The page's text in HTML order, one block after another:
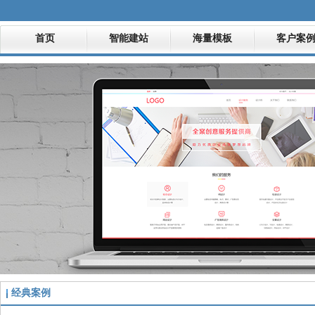
首页 智能建站 海量模板 客户案例
经典案例